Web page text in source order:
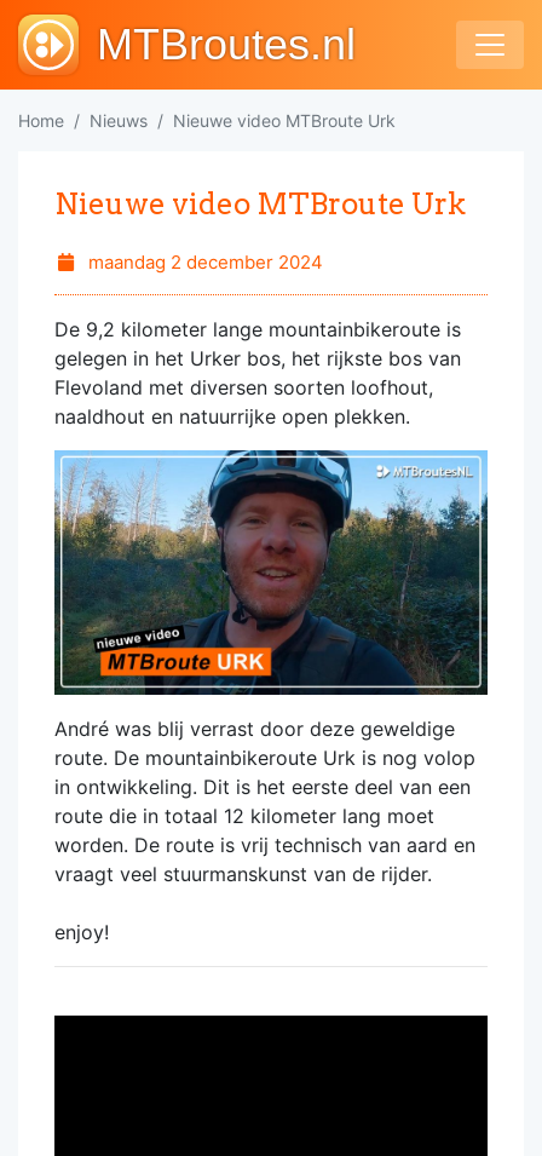
MTBroutes.nl
Home Nieuws Nieuwe video MTBroute Urk
Nieuwe video MTBroute Urk
maandag 2 december 2024
De 9,2 kilometer lange mountainbikeroute is
gelegen in het Urker bos, het rijkste bos van
Flevoland met diversen soorten loofhout,
naaldhout en natuurrijke open plekken.
André was blij verrast door deze geweldige
route. De mountainbikeroute Urk is nog volop
in ontwikkeling. Dit is het eerste deel van een
route die in totaal 12 kilometer lang moet
worden. De route is vrij technisch van aard en
vraagt veel stuurmanskunst van de rijder.
enjoy!